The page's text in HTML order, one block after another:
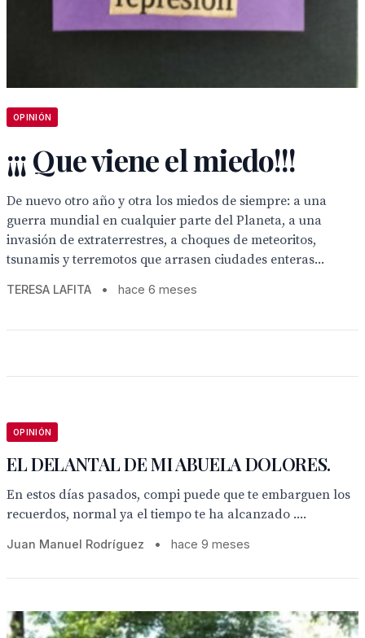
OPINIÓN
¡¡¡ Que viene el miedo!!!
De nuevo otro año y otra los miedos de siempre: a una
guerra mundial en cualquier parte del Planeta, a una
invasión de extraterrestres, a choques de meteoritos,
tsunamis y terremotos que arrasen ciudades enteras...
TERESA LAFITA • hace 6 meses
OPINIÓN
EL DELANTAL DE MI ABUELA DOLORES.
En estos días pasados, compi puede que te embarguen los
recuerdos, normal ya el tiempo te ha alcanzado ....
Juan Manuel Rodríguez • hace 9 meses